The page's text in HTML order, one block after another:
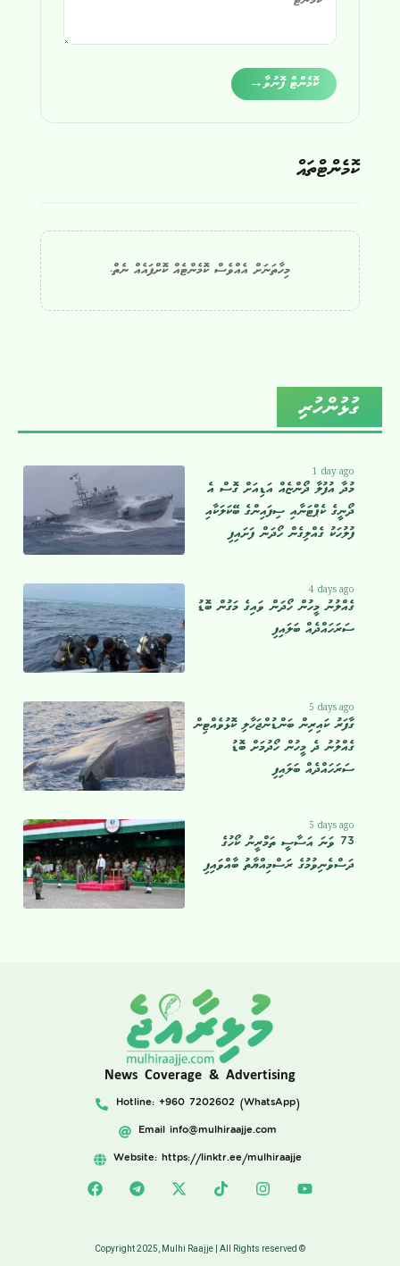
ކޮމެންޓް ފޮނުވާ→
ކޮމެންޓްތައް
މިހާތަނަށް އެއްވެސް ކޮމެންޓެއް ކޮށްފައެއް ނެތް.
ގުޅުންހުރި
1 day ago
މުދާ އުފުލާ ދޯންޏެއް އަޑިއަށް ގޮސް އެ
ދޯނީގެ ކެޕްޓަނާއި ސިފައިންގެ ބޭކަލަކާއި
ފުލުހަކު ގެއްލިގެން ހޯދަން ފަށައިފި
4 days ago
ގެއްލުނު މީހުން ހޯދަން ވައިގެ މަގުން ބޮޑު
ސަރަހައްދެއް ބަލައިފި
5 days ago
ގާފަރު ކައިރިން ބަންޑުންޖަހާލި ކޮޅުވެއްޓިން
ގެއްލުނު ދެ މީހުން ހޯދުމަށް ބޮޑު
ސަރަހައްދެއް ބަލައިފި
5 days ago
73 ވަނަ އަސާސީ ތަމްރީނު ކޯހުގެ
ދަސްވެނިވުމުގެ ރަސްމިއްޔާތު ބާއްވައިފި
News Coverage & Advertising
Hotline: +960 7202602 (WhatsApp)
Email info@mulhiraajje.com
Website: https://linktr.ee/mulhiraajje
Copyright 2025, Mulhi Raajje | All Rights reserved ©